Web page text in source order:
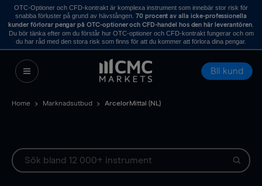
OTC-Optioner och CFD-kontrakt är komplexa instrument som innebär stor risk för
snabba förluster på grund av hävstången. 70 procent av alla icke-professionella
kunder förlorar pengar på OTC-optioner och CFD-handel hos den här leverantören.
Du bör tänka efter om du förstår hur OTC-optioner och CFD-kontrakt fungerar och om
du har råd med den stora risk som finns för att du kommer att förlora dina pengar.
Bli kund
Home Marknadsutbud ArcelorMittal (NL)